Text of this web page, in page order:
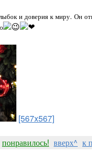
и доверия к миру. Он
[567x567]
понравилось! вверх^ к